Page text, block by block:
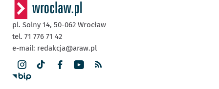
pl. Solny 14, 50-062 Wrocław
tel. 71 776 71 42
e-mail: redakcja@araw.pl